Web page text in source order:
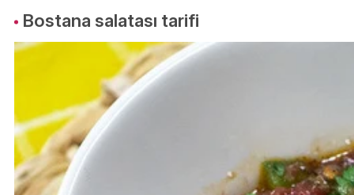
Bostana salatası tarifi